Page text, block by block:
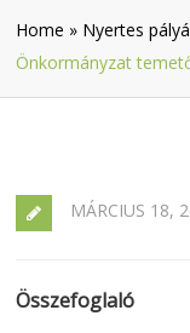
Home » Nyertes
Önkormányzat
MÁRCIUS 18,
Összefoglaló